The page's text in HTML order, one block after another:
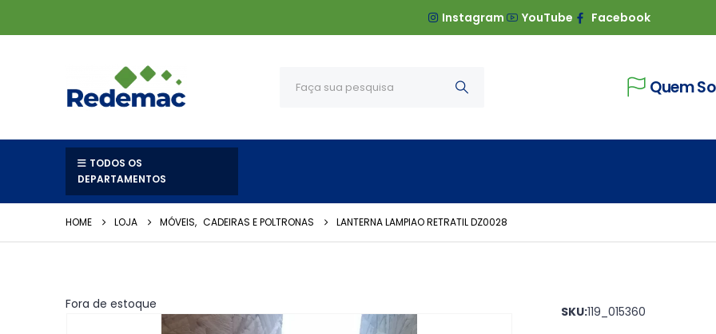
Instagram YouTube Facebook
Quem
TODOS OS
DEPARTAMENTOS
HOME LOJA MÓVEIS, CADEIRAS E POLTRONAS LANTERNA LAMPIAO RETRATIL DZ0028
Fora de estoque SKU:119_015360